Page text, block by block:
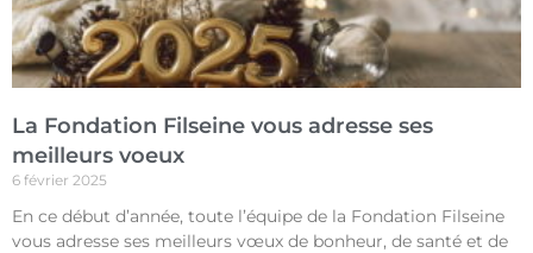
La Fondation Filseine vous adresse ses
meilleurs voeux
6 février 2025
En ce début d’année, toute l’équipe de la Fondation Filseine
vous adresse ses meilleurs vœux de bonheur, de santé et de